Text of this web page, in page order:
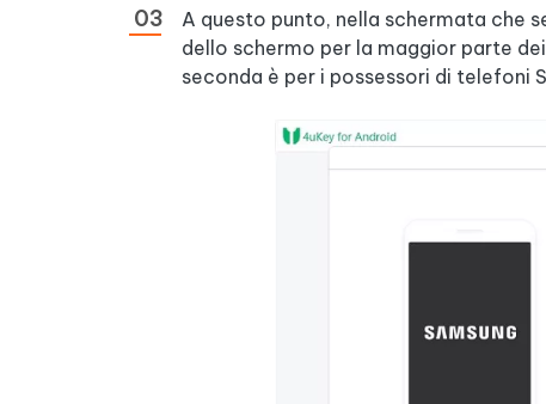
A questo punto, nella schermata che
dello schermo per la maggior parte
seconda è per i possessori di telefoni